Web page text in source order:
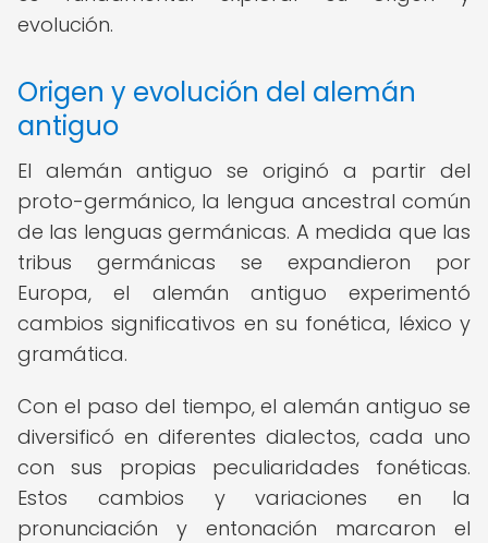
evolución.
Origen y evolución del alemán
antiguo
El alemán antiguo se originó a partir del
proto-germánico, la lengua ancestral común
de las lenguas germánicas. A medida que las
tribus germánicas se expandieron por
Europa, el alemán antiguo experimentó
cambios significativos en su fonética, léxico y
gramática.
Con el paso del tiempo, el alemán antiguo se
diversificó en diferentes dialectos, cada uno
con sus propias peculiaridades fonéticas.
Estos cambios y variaciones en la
pronunciación y entonación marcaron el